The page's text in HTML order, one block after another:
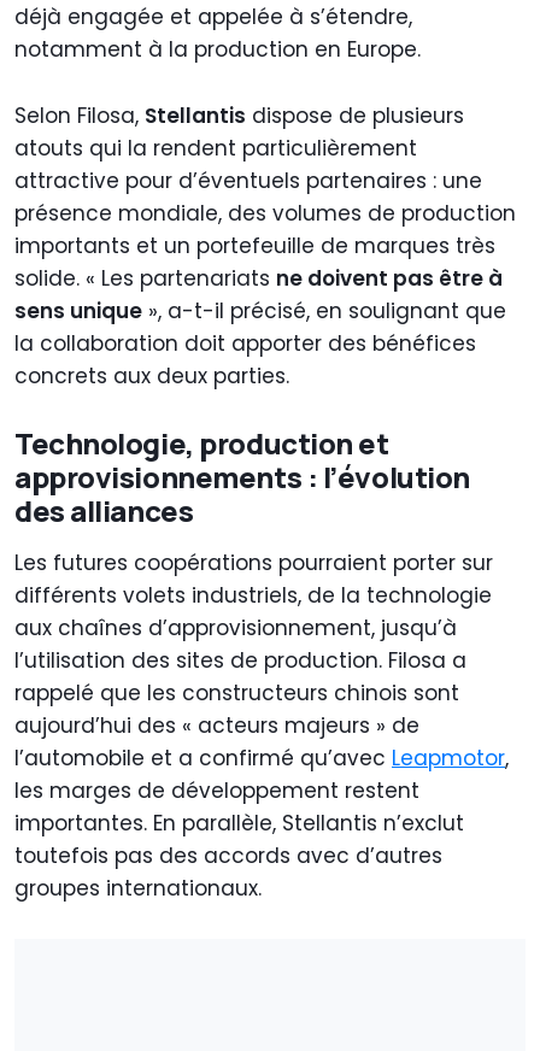
déjà engagée et appelée à s’étendre,
notamment à la production en Europe.
Selon Filosa, Stellantis dispose de plusieurs
atouts qui la rendent particulièrement
attractive pour d’éventuels partenaires : une
présence mondiale, des volumes de production
importants et un portefeuille de marques très
solide. « Les partenariats ne doivent pas être à
sens unique », a-t-il précisé, en soulignant que
la collaboration doit apporter des bénéfices
concrets aux deux parties.
Technologie, production et
approvisionnements : l’évolution
des alliances
Les futures coopérations pourraient porter sur
différents volets industriels, de la technologie
aux chaînes d’approvisionnement, jusqu’à
l’utilisation des sites de production. Filosa a
rappelé que les constructeurs chinois sont
aujourd’hui des « acteurs majeurs » de
l’automobile et a confirmé qu’avec Leapmotor,
les marges de développement restent
importantes. En parallèle, Stellantis n’exclut
toutefois pas des accords avec d’autres
groupes internationaux.